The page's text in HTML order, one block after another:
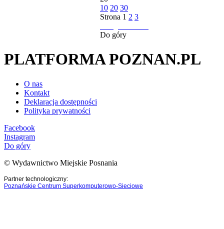
10 20 30
Strona 1 2 3
Do góry
PLATFORMA POZNAN.PL
O nas
Kontakt
Deklaracja dostępności
Polityka prywatności
Facebook
Instagram
Do góry
© Wydawnictwo Miejskie Posnania
Partner technologiczny:
Poznańskie Centrum Superkomputerowo-Sieciowe